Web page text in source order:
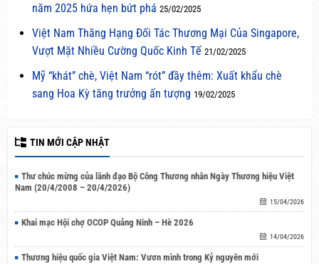
năm 2025 hứa hẹn bứt phá 25/02/2025
Việt Nam Thăng Hạng Đối Tác Thương Mại Của Singapore,
Vượt Mặt Nhiều Cường Quốc Kinh Tế 21/02/2025
Mỹ “khát” chè, Việt Nam “rót” đầy thêm: Xuất khẩu chè
sang Hoa Kỳ tăng trưởng ấn tượng 19/02/2025
TIN MỚI CẬP NHẬT
Thư chúc mừng của lãnh đạo Bộ Công Thương nhân Ngày Thương hiệu Việt
Nam (20/4/2008 – 20/4/2026)
15/04/2026
Khai mạc Hội chợ OCOP Quảng Ninh – Hè 2026
14/04/2026
Thương hiệu quốc gia Việt Nam: Vươn mình trong Kỷ nguyên mới